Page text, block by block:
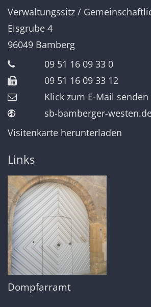
Verwaltungssitz /
Eisgrube 4
96049 Bamberg
09 51 16 09 33 0
09 51 16 09 33 12
Klick zum E-Mail senden
sb-bamberger-
Visitenkarte herunterladen
Links
Dompfarramt